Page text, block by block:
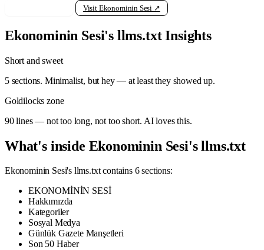
Visit Ekonominin Sesi ↗
Ekonominin Sesi's llms.txt Insights
Short and sweet
5 sections. Minimalist, but hey — at least they showed up.
Goldilocks zone
90 lines — not too long, not too short. AI loves this.
What's inside Ekonominin Sesi's llms.txt
Ekonominin Sesi's llms.txt contains 6 sections:
EKONOMİNİN SESİ
Hakkımızda
Kategoriler
Sosyal Medya
Günlük Gazete Manşetleri
Son 50 Haber